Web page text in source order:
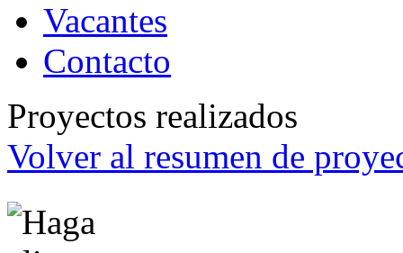
Vacantes
Contacto
Proyectos realizados
Volver al resumen de